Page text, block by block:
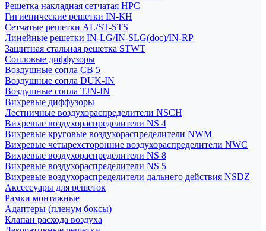
Решетка накладная сетчатая НРС
Гигиенические решетки IN-КН
Сетчатые решетки AL/ST-STS
Линейные решетки IN-LG/IN-SLG(doc)/IN-RP
Защитная стальная решетка STWT
Сопловые диффузоры
Воздушные сопла СВ 5
Воздушные сопла DUK-IN
Воздушные сопла TJN-IN
Вихревые диффузоры
Лестничные воздухораспределители NSCH
Вихревые воздухораспределители NS 4
Вихревые круговые воздухораспределители NWM
Вихревые четырехсторонние воздухораспределители NWC
Вихревые воздухораспределители NS 8
Вихревые воздухораспределители NS 5
Вихревые воздухораспределители дальнего действия NSDZ
Аксессуары для решеток
Рамки монтажные
Адаптеры (пленум боксы)
Клапан расхода воздуха